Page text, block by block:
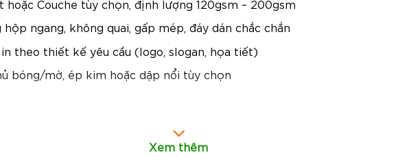
hoặc Couche tùy chọn, định lượng 120gsm – 200gsm
hộp ngang, không quai, gấp mép, đáy dán chắc chắn
theo thiết kế yêu cầu (logo, slogan, họa tiết)
bóng/mờ, ép kim hoặc dập nổi tùy chọn
Túi không quai phù hợp cho mục đích gói hàng nhẹ, sản phẩm
phụ kiện, mỹ phẩm mini, bánh kẹo, trà.
Xem thêm